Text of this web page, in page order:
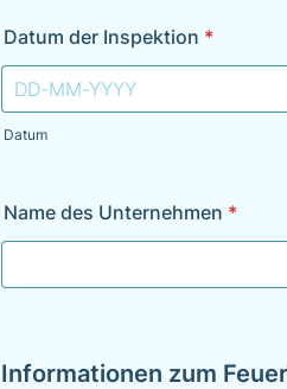
Datum der Inspektion *
Datum
Name des Unternehmen *
Informationen zum